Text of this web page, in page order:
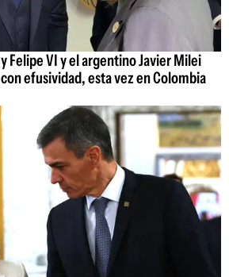
Felipe VI y el argentino Javier Milei
efusividad, esta vez en Colombia